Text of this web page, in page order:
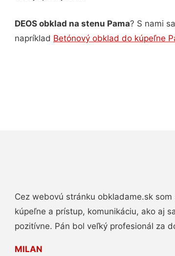
DEOS obklad na stenu Pama? S nami
napríklad Betónový obklad do kúpeľne
Cez webovú stránku obkladame.sk
kúpeľne a prístup, komunikáciu, ako aj
pozitívne. Pán bol veľký profesionál za
MILAN